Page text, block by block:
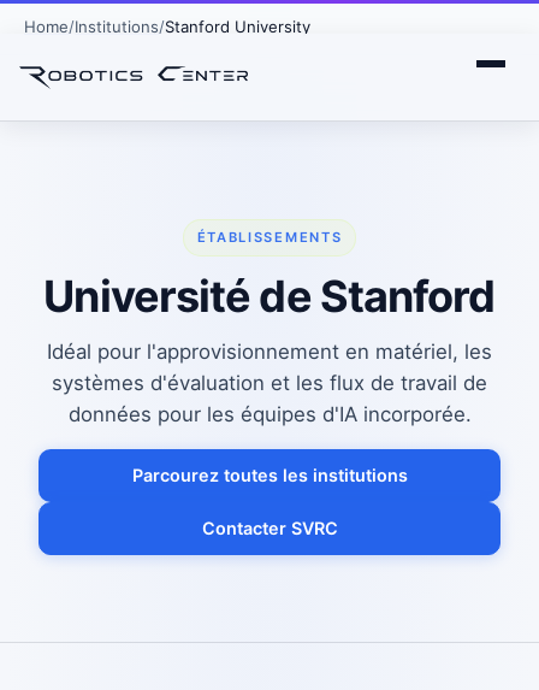
Home Institutions Stanford University
ÉTABLISSEMENTS
Université de Stanford
Idéal pour l'approvisionnement en matériel, les
systèmes d'évaluation et les flux de travail de
données pour les équipes d'IA incorporée.
Parcourez toutes les institutions
Contacter SVRC